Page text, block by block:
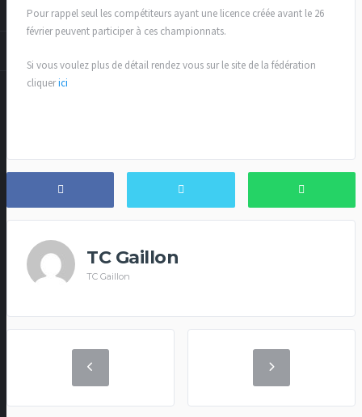
Pour rappel seul les compétiteurs ayant une licence créée avant le 26
février peuvent participer à ces championnats.
Si vous voulez plus de détail rendez vous sur le site de la fédération
cliquerici
TC Gaillon
TC Gaillon